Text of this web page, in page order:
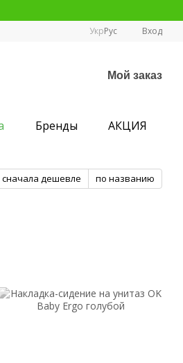
УкрРус Вход
Мой заказ
Бренды АКЦИЯ
сначала дешевле по названию